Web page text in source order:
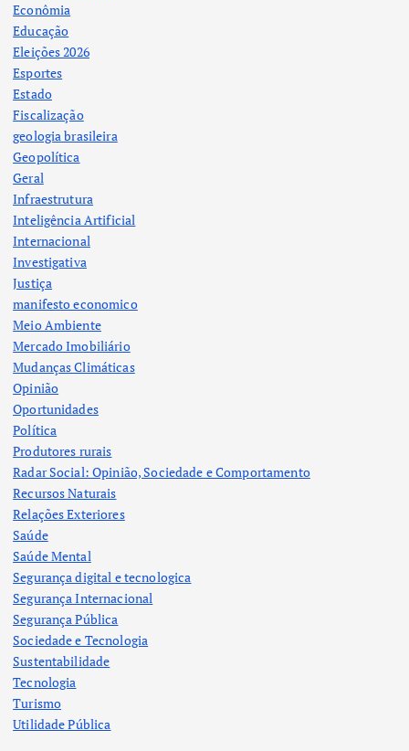
Econômia
Educação
Eleições 2026
Esportes
Estado
Fiscalização
geologia brasileira
Geopolítica
Geral
Infraestrutura
Inteligência Artificial
Internacional
Investigativa
Justiça
manifesto economico
Meio Ambiente
Mercado Imobiliário
Mudanças Climáticas
Opinião
Oportunidades
Política
Produtores rurais
Radar Social: Opinião, Sociedade e Comportamento
Recursos Naturais
Relações Exteriores
Saúde
Saúde Mental
Segurança digital e tecnologica
Segurança Internacional
Segurança Pública
Sociedade e Tecnologia
Sustentabilidade
Tecnologia
Turismo
Utilidade Pública